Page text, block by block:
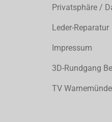
Privatsphäre /
Leder-Reparatur
Impressum
3D-Rundgang
TV